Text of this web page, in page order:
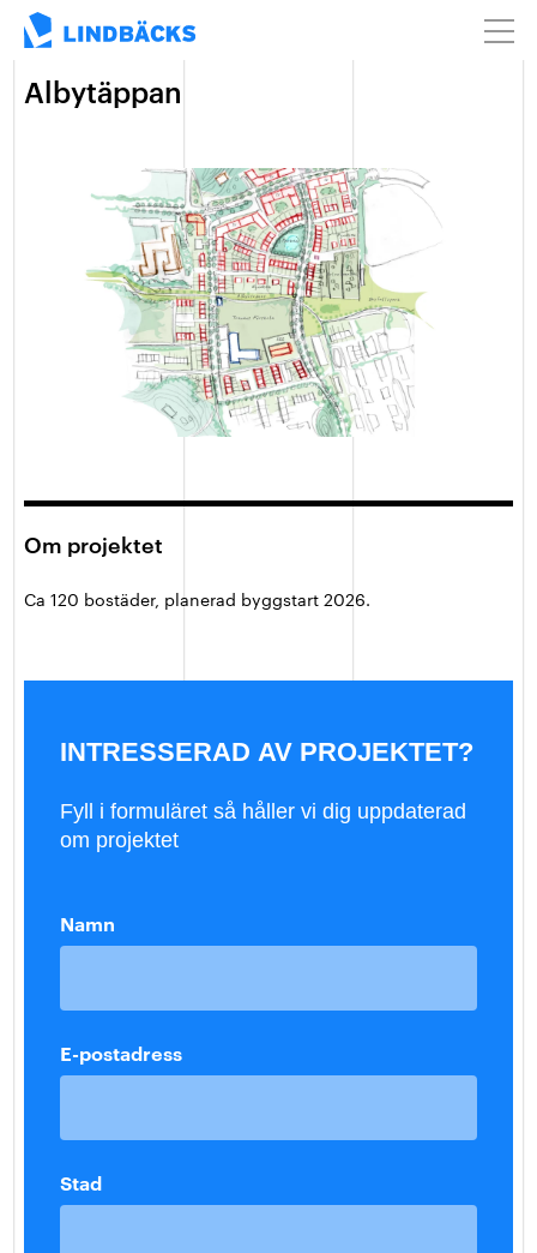
Albytäppan
Om projektet
Ca 120 bostäder, planerad byggstart 2026.
INTRESSERAD AV PROJEKTET?
Fyll i formuläret så håller vi dig uppdaterad
om projektet
Namn
E-postadress
Stad